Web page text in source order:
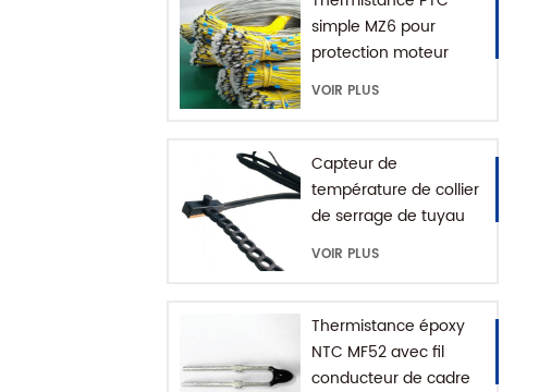
simple MZ6 pour
protection moteur
avec plage +60-180'C
VOIR PLUS
Capteur de
température de collier
de serrage de tuyau
d'eau série MFE-1
VOIR PLUS
Thermistance époxy
NTC MF52 avec fil
conducteur de cadre